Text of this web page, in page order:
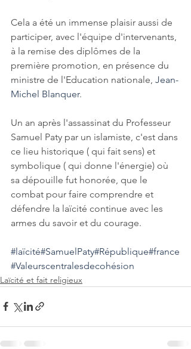
Cela a été un immense plaisir aussi de
participer, avec l'équipe d'intervenants,
à la remise des diplômes de la
première promotion, en présence du
ministre de l'Education nationale, Jean-
Michel Blanquer.
Un an après l'assassinat du Professeur
Samuel Paty par un islamiste, c'est dans
ce lieu historique ( qui fait sens) et
symbolique ( qui donne l'énergie) où
sa dépouille fut honorée, que le
combat pour faire comprendre et
défendre la laïcité continue avec les
armes du savoir et du courage.
#laïcité#SamuelPaty#République#france
#Valeurscentralesdecohésion
Laïcité et fait religieux